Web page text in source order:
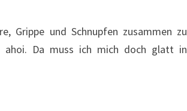
Grippe und Schnupfen zusammen zu
ahoi. Da muss ich mich doch glatt in